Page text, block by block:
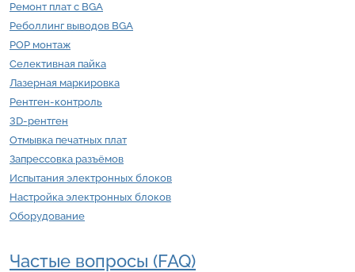
Ремонт плат с BGA
Реболлинг выводов BGA
POP монтаж
Селективная пайка
Лазерная маркировка
Рентген-контроль
3D-рентген
Отмывка печатных плат
Запрессовка разъёмов
Испытания электронных блоков
Настройка электронных блоков
Оборудование
Частые вопросы (FAQ)